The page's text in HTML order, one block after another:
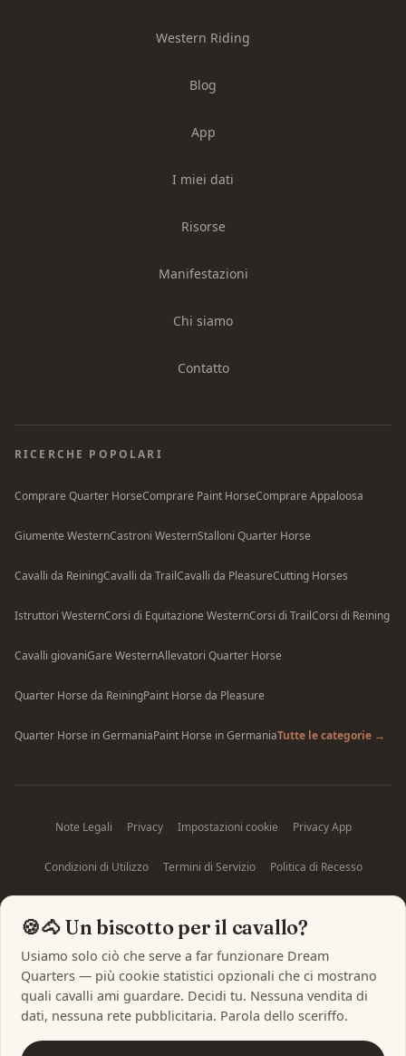
Western Riding
Blog
App
I miei dati
Risorse
Manifestazioni
Chi siamo
Contatto
RICERCHE POPOLARI
Comprare Quarter HorseComprare Paint HorseComprare Appaloosa
Giumente WesternCastroni WesternStalloni Quarter Horse
Cavalli da ReiningCavalli da TrailCavalli da PleasureCutting Horses
Istruttori WesternCorsi di Equitazione WesternCorsi di TrailCorsi di Reining
Cavalli giovaniGare WesternAllevatori Quarter Horse
Quarter Horse da ReiningPaint Horse da Pleasure
Quarter Horse in GermaniaPaint Horse in GermaniaTutte le categorie →
Note Legali Privacy Impostazioni cookie Privacy App
Condizioni di Utilizzo Termini di Servizio Politica di Recesso
🍪🐴 Un biscotto per il cavallo?
Usiamo solo ciò che serve a far funzionare Dream
Quarters — più cookie statistici opzionali che ci mostrano
quali cavalli ami guardare. Decidi tu. Nessuna vendita di
dati, nessuna rete pubblicitaria. Parola dello sceriffo.